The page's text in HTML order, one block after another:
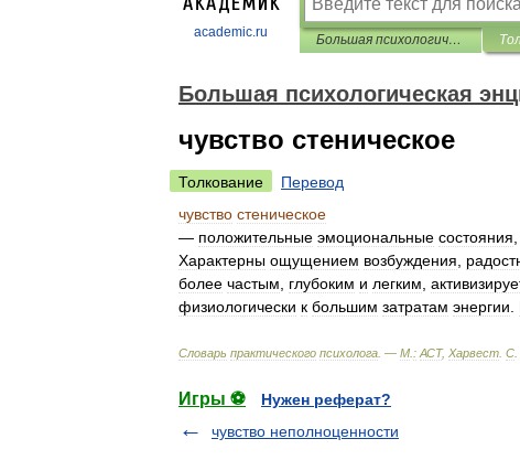
academic.ru Большая психологическая энциклопедия
Большая психологическая
чувство стеническое
Толкование
Перевод
чувство стеническое
— положительные эмоциональные состояния
Характерны ощущением возбуждения
более частым глубоким и легким
физиологически к большим затратам энергии
Словарь практического психолога . — М : АСТ, Харвест С
Игры ⚽
Нужен реферат?
чувство неполноценности